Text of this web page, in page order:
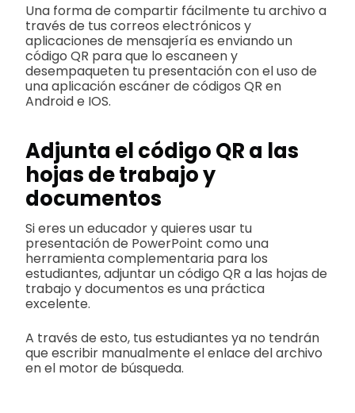
Una forma de compartir fácilmente tu archivo a
través de tus correos electrónicos y
aplicaciones de mensajería es enviando un
código QR para que lo escaneen y
desempaqueten tu presentación con el uso de
una aplicación escáner de códigos QR en
Android e IOS.
Adjunta el código QR a las
hojas de trabajo y
documentos
Si eres un educador y quieres usar tu
presentación de PowerPoint como una
herramienta complementaria para los
estudiantes, adjuntar un código QR a las hojas de
trabajo y documentos es una práctica
excelente.
A través de esto, tus estudiantes ya no tendrán
que escribir manualmente el enlace del archivo
en el motor de búsqueda.